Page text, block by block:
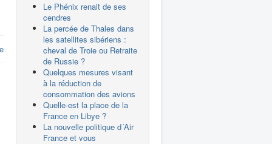
Le Phénix renait de ses
cendres
La percée de Thales dans
les satellites sibériens :
cheval de Troie ou Retraite
de Russie ?
Quelques mesures visant
à la réduction de
consommation des avions
Quelle-est la place de la
France en Libye ?
La nouvelle politique d´Air
France et vous